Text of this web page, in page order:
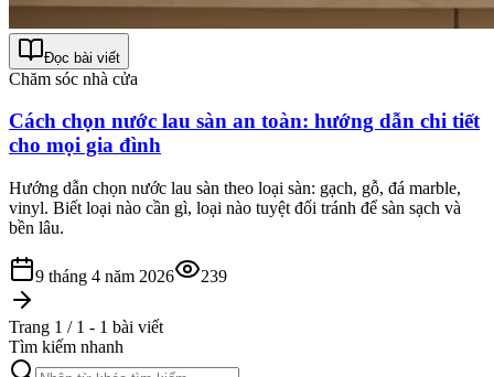
Đọc bài viết
Chăm sóc nhà cửa
Cách chọn nước lau sàn an toàn: hướng dẫn chi tiết
cho mọi gia đình
Hướng dẫn chọn nước lau sàn theo loại sàn: gạch, gỗ, đá marble,
vinyl. Biết loại nào cần gì, loại nào tuyệt đối tránh để sàn sạch và
bền lâu.
9 tháng 4 năm 2026 239
Trang 1 / 1 - 1 bài viết
Tìm kiếm nhanh